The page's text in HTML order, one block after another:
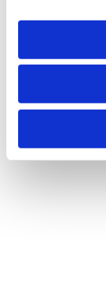
ellers via
Vi vil holde
udover
lystænding